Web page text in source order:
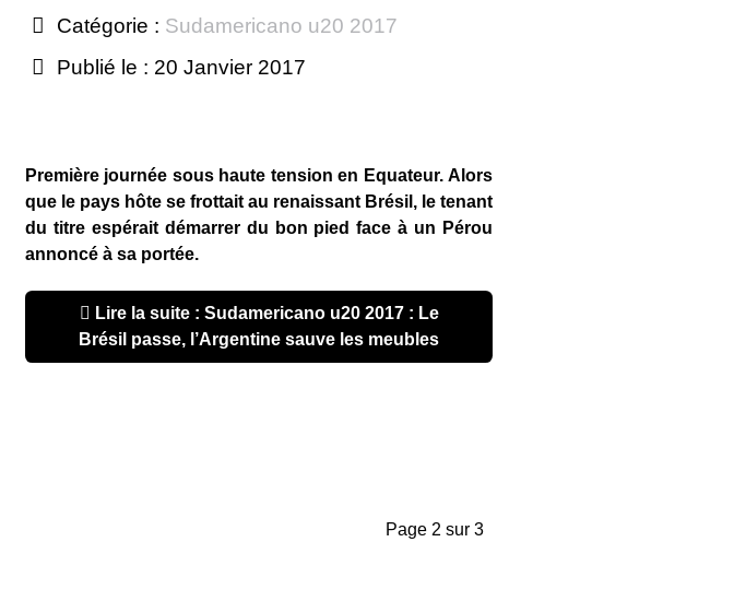
Catégorie : Sudamericano u20 2017
Publié le : 20 Janvier 2017
Première journée sous haute tension en Equateur. Alors
que le pays hôte se frottait au renaissant Brésil, le tenant
du titre espérait démarrer du bon pied face à un Pérou
annoncé à sa portée.
Brésil passe, l’Argentine sauve les meubles
Page 2 sur 3